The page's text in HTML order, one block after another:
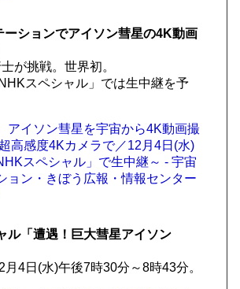
ーションでアイソン彗星の4K動画
が挑戦。世界初。
スペシャル」では生中継を予
アイソン彗星を宇宙から4K動画撮
高感度4Kカメラで／12月4日(水)
スペシャル」で生中継～ - 宇宙
ョン・きぼう広報・情報センター
ル「遭遇！巨大彗星アイソン
月4日(水)午後7時30分～8時43分。